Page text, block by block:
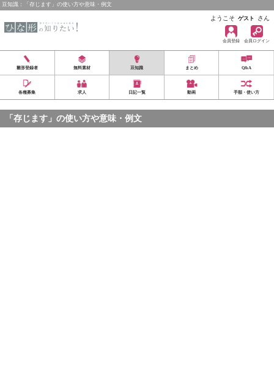
豆知識：「存じます」の使い方や意味・例文
ようこそ ゲスト さん
会員登録 会員ログイン
雛形登録者 無料素材 豆知識 まとめ Q&A
各種募集 求人 日記一覧 動画 手順・使い方
「存じます」の使い方や意味・例文